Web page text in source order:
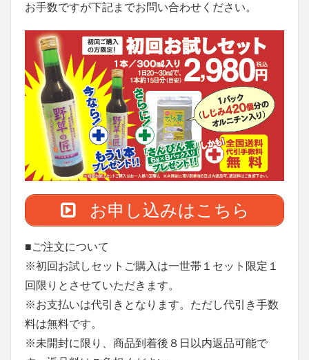
お手数ですが下記までお問い合わせください。
お申し込みはこちら
■ご注文について
※初回お試しセットご購入は一世帯１セット限定１
回限りとさせていただきます。
※お支払いは代引きとなります。ただし代引き手数
料は無料です。
※未開封に限り、商品到着後８日以内返品可能で